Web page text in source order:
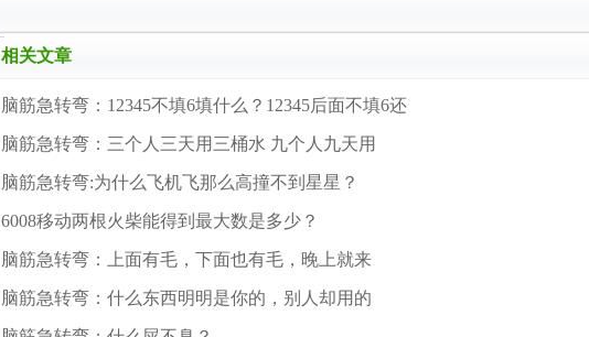
相关文章
脑筋急转弯：12345不填6填什么？12345后面不填6还
脑筋急转弯：三个人三天用三桶水 九个人九天用
脑筋急转弯:为什么飞机飞那么高撞不到星星？
6008移动两根火柴能得到最大数是多少？
脑筋急转弯：上面有毛，下面也有毛，晚上就来
脑筋急转弯：什么东西明明是你的，别人却用的